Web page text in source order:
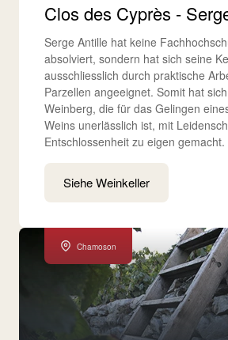
Clos des Cyprès -
Serge Antille hat keine
absolviert, sondern hat sich seine
ausschliesslich durch praktische
Parzellen angeeignet. Somit hat
Weinberg, die für das Gelingen
Weins unerlässlich ist, mit
Entschlossenheit zu eigen gemacht.
Siehe Weinkeller
Chamoson